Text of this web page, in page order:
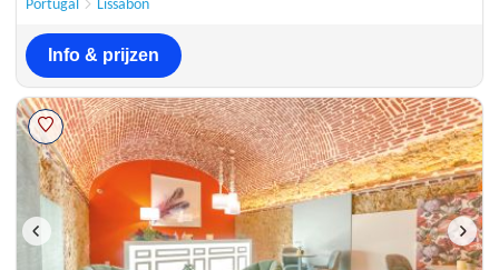
Portugal Lissabon
Info & prijzen